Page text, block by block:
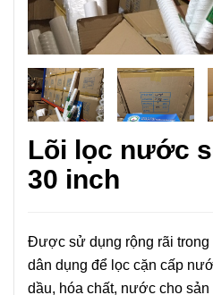
Lõi lọc nước
30 inch
Được sử dụng rộng rãi trong
dân dụng để lọc cặn cấp
dầu, hóa chất, nước cho